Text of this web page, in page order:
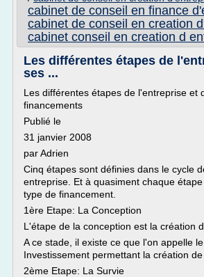
cabinet de conseil en finance
cabinet de conseil en creation
cabinet conseil en creation d
Les différentes étapes de
ses ...
Les différentes étapes de l'entreprise et
financements
Publié le
31 janvier 2008
par Adrien
Cinq étapes sont définies dans le cycle
entreprise. Et à quasiment chaque
type de financement.
1ère Etape: La Conception
L'étape de la conception est la création
A ce stade, il existe ce que l'on appelle
Investissement permettant la création de
2ème Etape: La Survie